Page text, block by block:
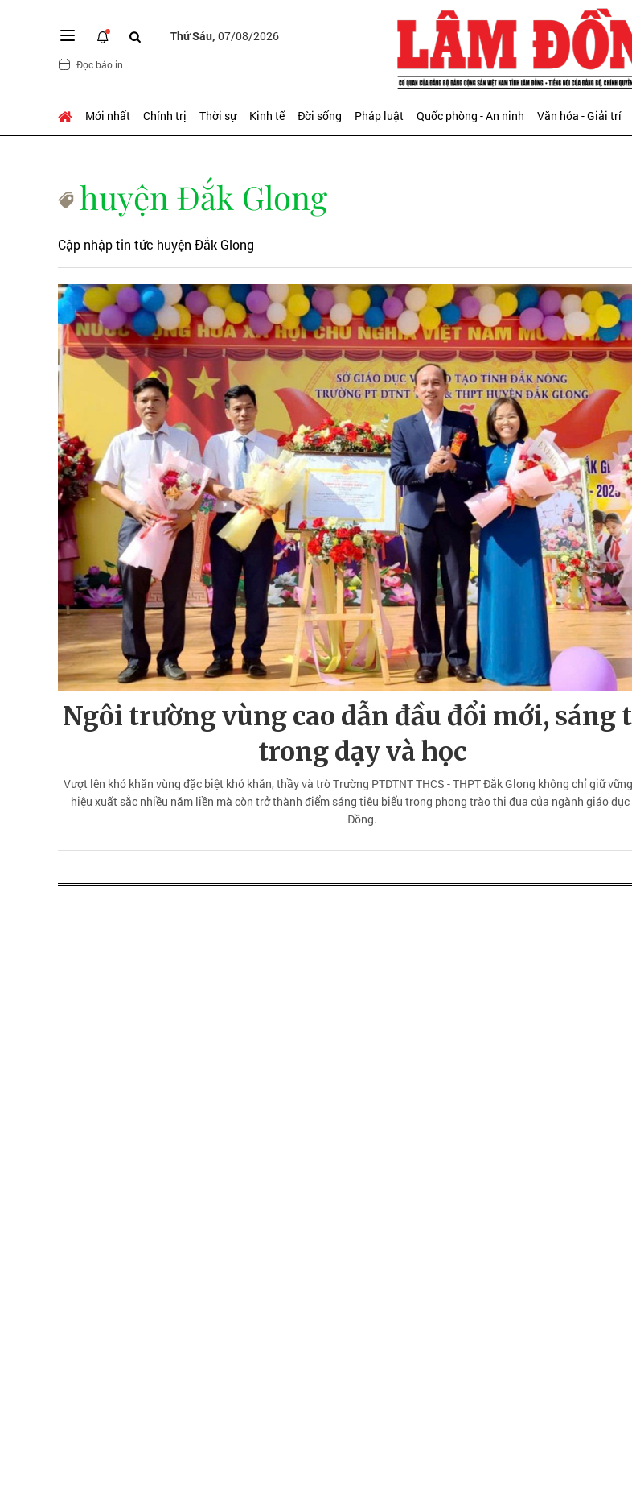
Thứ Sáu, 07/08/2026
Đọc báo in
Mới nhất Chính trị Thời sự Kinh tế Đời sống Pháp luật Quốc phòng - An ninh Văn hóa - Giải trí
huyện Đắk Glong
Cập nhập tin tức huyện Đắk Glong
Ngôi trường vùng cao dẫn đầu đổi mới, sáng
trong dạy và học
Vượt lên khó khăn vùng đặc biệt khó khăn, thầy và trò Trường PTDTNT THCS - THPT Đắk Glong không chỉ giữ
hiệu xuất sắc nhiều năm liền mà còn trở thành điểm sáng tiêu biểu trong phong trào thi đua của ngành giáo
Đồng.